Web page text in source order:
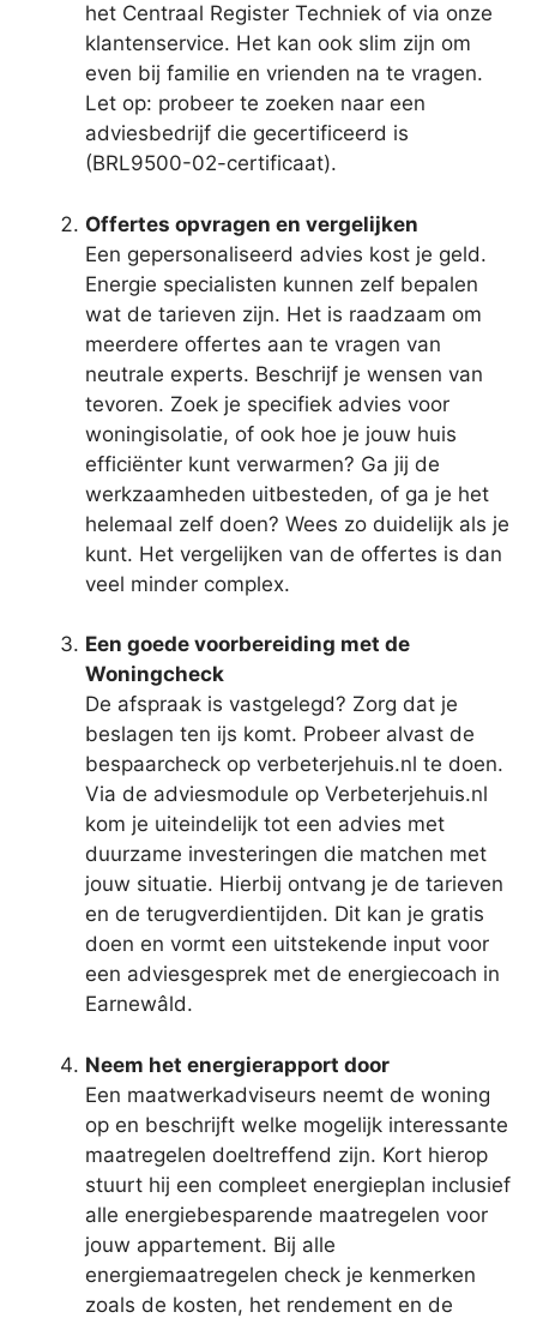
het Centraal Register Techniek of via onze
klantenservice. Het kan ook slim zijn om
even bij familie en vrienden na te vragen.
Let op: probeer te zoeken naar een
adviesbedrijf die gecertificeerd is
(BRL9500-02-certificaat).
Offertes opvragen en vergelijken
Een gepersonaliseerd advies kost je geld.
Energie specialisten kunnen zelf bepalen
wat de tarieven zijn. Het is raadzaam om
meerdere offertes aan te vragen van
neutrale experts. Beschrijf je wensen van
tevoren. Zoek je specifiek advies voor
woningisolatie, of ook hoe je jouw huis
efficiënter kunt verwarmen? Ga jij de
werkzaamheden uitbesteden, of ga je het
helemaal zelf doen? Wees zo duidelijk als je
kunt. Het vergelijken van de offertes is dan
veel minder complex.
Een goede voorbereiding met de
Woningcheck
De afspraak is vastgelegd? Zorg dat je
beslagen ten ijs komt. Probeer alvast de
bespaarcheck op verbeterjehuis.nl te doen.
Via de adviesmodule op Verbeterjehuis.nl
kom je uiteindelijk tot een advies met
duurzame investeringen die matchen met
jouw situatie. Hierbij ontvang je de tarieven
en de terugverdientijden. Dit kan je gratis
doen en vormt een uitstekende input voor
een adviesgesprek met de energiecoach in
Earnewâld.
Neem het energierapport door
Een maatwerkadviseurs neemt de woning
op en beschrijft welke mogelijk interessante
maatregelen doeltreffend zijn. Kort hierop
stuurt hij een compleet energieplan inclusief
alle energiebesparende maatregelen voor
jouw appartement. Bij alle
energiemaatregelen check je kenmerken
zoals de kosten, het rendement en de